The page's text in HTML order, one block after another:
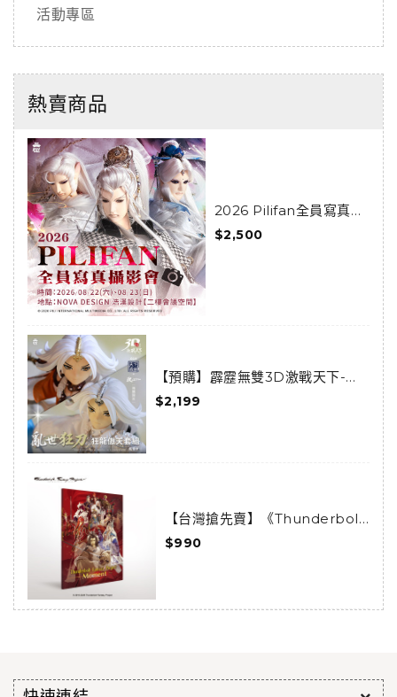
活動專區
熱賣商品
2026 Pilifan全員寫真攝
$2,500
【預購】霹靂無雙3D激戰天下-亂
世狂刀-狂龍傲天套組(預購限定)
(已結束預購)
$2,199
【台灣搶先賣】《Thunderbolt
Fantasy 東離劍遊紀》-
Moments-
$990